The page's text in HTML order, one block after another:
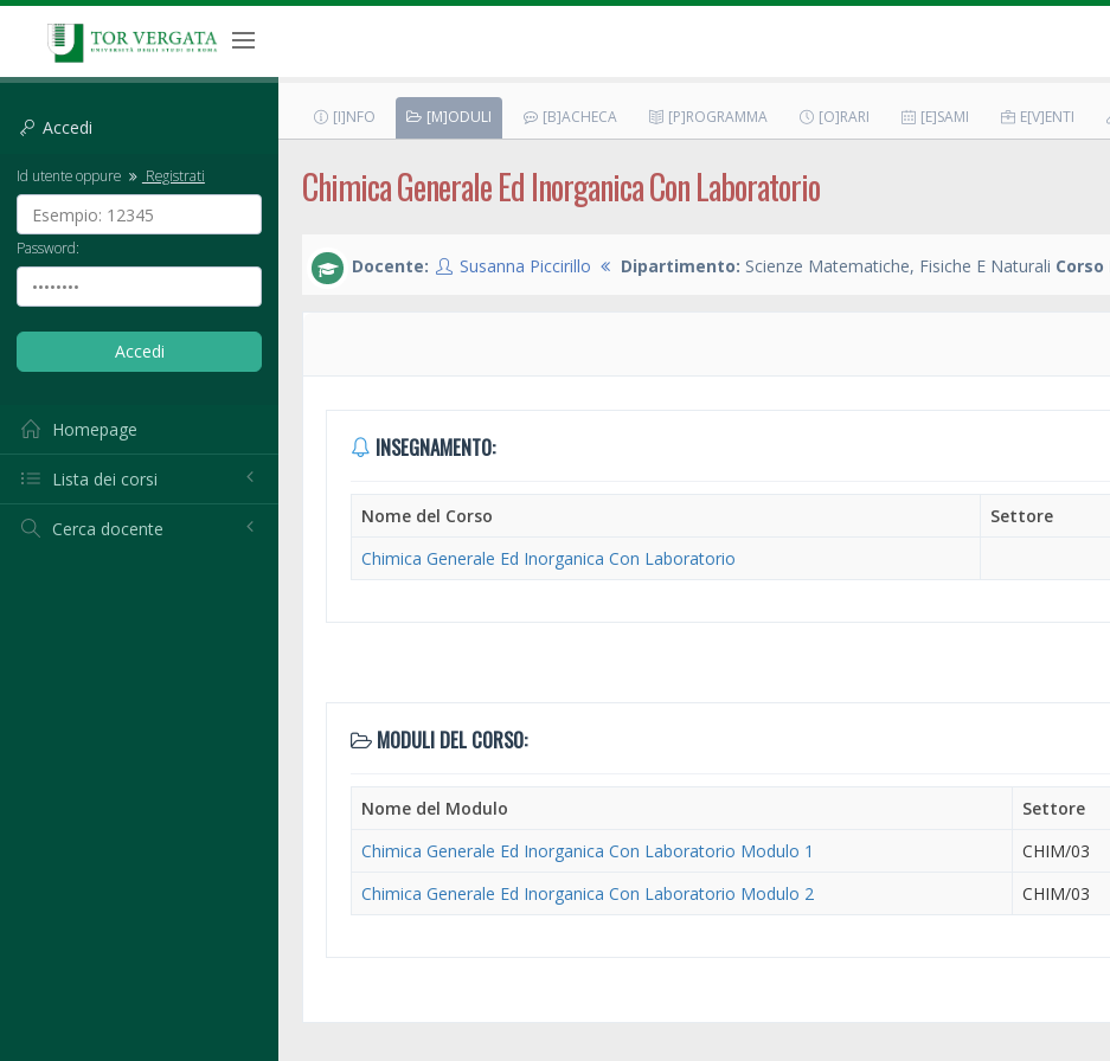
Accedi
Id utente oppure Registrati
Password:
Homepage
Lista dei corsi
Cerca docente
[I]NFO [M]ODULI [B]ACHECA [P]ROGRAMMA [O]RARI [E]SAMI E[V]ENTI
Chimica Generale Ed Inorganica Con Laboratorio
Docente: Susanna Piccirillo Dipartimento: Scienze Matematiche, Fisiche E Naturali Corso
INSEGNAMENTO:
Nome del Corso Settore
Chimica Generale Ed Inorganica Con Laboratorio
MODULI DEL CORSO:
Nome del Modulo Settore
Chimica Generale Ed Inorganica Con Laboratorio Modulo 1
CHIM/03
Chimica Generale Ed Inorganica Con Laboratorio Modulo 2
CHIM/03